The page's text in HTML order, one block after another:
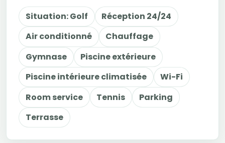
Situation: Golf
Réception 24/24
Air conditionné
Chauffage
Gymnase
Piscine extérieure
Piscine intérieure climatisée
Wi-Fi
Room service
Tennis
Parking
Terrasse